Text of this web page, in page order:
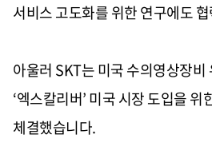
서비스 고도화를 위한 연구에도
아울러 SKT는 미국 수의영상장
‘엑스칼리버’미국 시장 도입을 위
체결했습니다.